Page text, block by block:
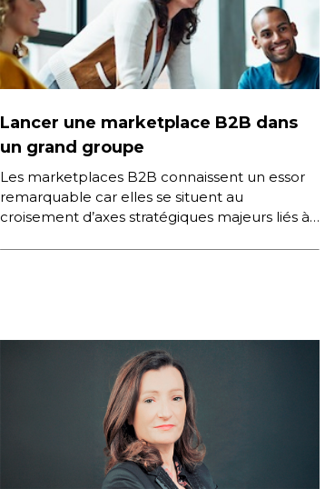
Lancer une marketplace B2B dans
un grand groupe
Les marketplaces B2B connaissent un essor
remarquable car elles se situent au
croisement d’axes stratégiques majeurs liés à